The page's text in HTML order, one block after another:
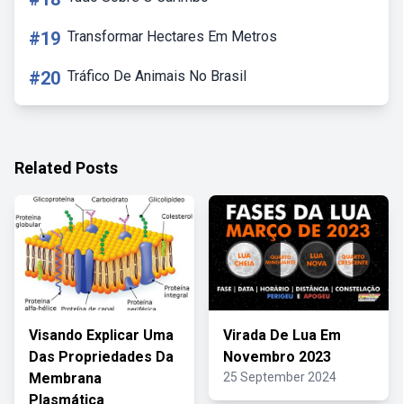
#19 Transformar Hectares Em Metros
#20 Tráfico De Animais No Brasil
Related Posts
Visando Explicar Uma
Das Propriedades Da
Membrana
Plasmática
Virada De Lua Em
Novembro 2023
25 September 2024